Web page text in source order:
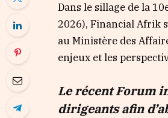
Dans le sillage de la
2026), Financial Afrik
au Ministère des
enjeux et les
Le récent Forum
dirigeants afin